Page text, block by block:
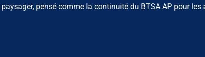
pensé comme la continuité du BTSA AP pour